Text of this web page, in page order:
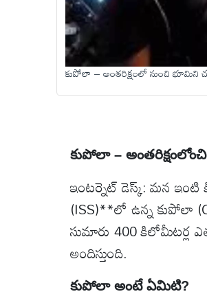
వ్యవసాయం
కుపోలా – అంతరిక్షంలో నుంచి భూమిని
కుపోలా –
ఇంటర్నెట్ డెస్క్‌: మన ఇంటి
(ISS)**లో ఉన్న కుపోలా
సుమారు 400 కిలోమీటర్ల
అందిస్తుంది.
కుపోలా అంటే ఏమిటి?